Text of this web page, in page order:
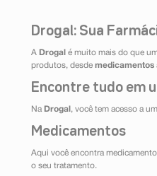
Drogal: Sua
A Drogal é muito mais do que
produtos, desde medicamentos
Encontre tudo em
Na Drogal , você tem acesso a
Medicamentos
Aqui você encontra
o seu tratamento.